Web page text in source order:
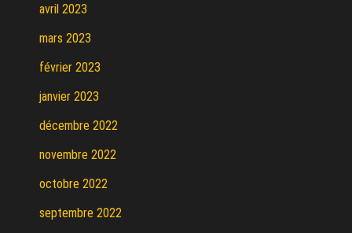
avril 2023
mars 2023
février 2023
janvier 2023
décembre 2022
novembre 2022
octobre 2022
septembre 2022